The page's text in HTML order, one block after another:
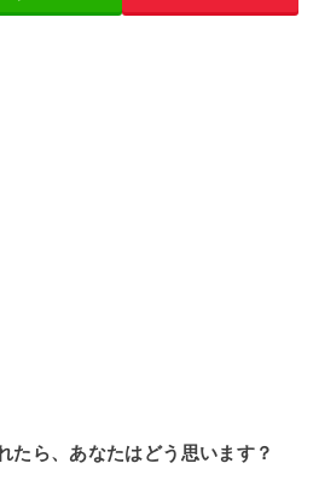
たら、あなたはどう思います？